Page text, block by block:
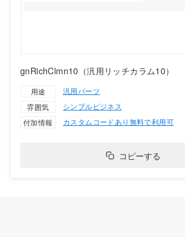
gnRichClmn10（汎用リッチカラム10）
用途
汎用パーツ
雰囲気
シンプルビジネス
付加情報
カスタムコードあり 無料で利用可
コピーする